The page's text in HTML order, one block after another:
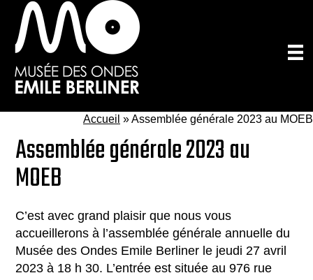
Passer
au
contenu
principal
Accueil »Assemblée générale 2023 au MOEB
Assemblée générale 2023 au
MOEB
C’est avec grand plaisir que nous vous
accueillerons à l’assemblée générale annuelle du
Musée des Ondes Emile Berliner le jeudi 27 avril
2023 à 18 h 30. L’entrée est située au 976 rue